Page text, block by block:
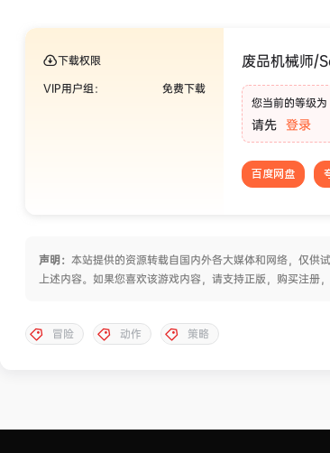
下载权限
VIP用户组：
免费下载
废品机械师/
您当前的等级为
请先 登录
百度网盘
声明： 本站提供的资源转载自国内外各大媒体和网络，仅供
上述内容。如果您喜欢该游戏内容，请支持正版，购买注册
冒险 动作 策略